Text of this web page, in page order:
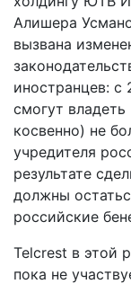
Алишера
вызвана
иностранцев: с
смогут
косвенно) не
учредителя
результате
должны
российские
Telcrest в этой
пока не